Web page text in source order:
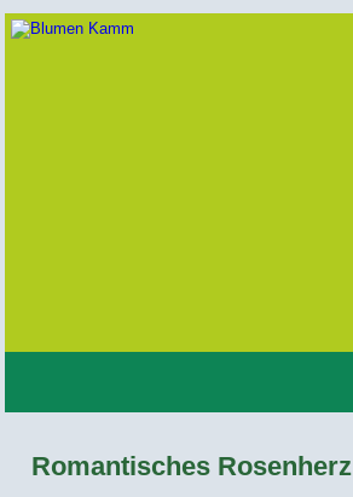
Romantisches Rosenherz